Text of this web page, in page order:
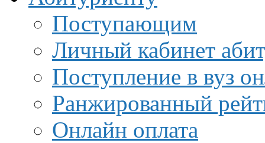
Поступающим
Личный кабинет
Поступление в вуз
Ранжированный
Онлайн оплата